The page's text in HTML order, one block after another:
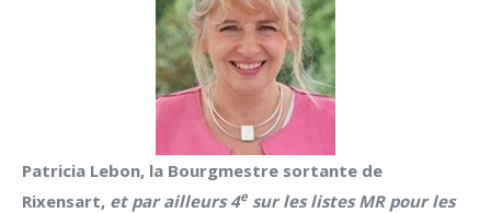
Patricia Lebon, la Bourgmestre sortante de
Rixensart, et par ailleurs 4e sur les listes MR pour les